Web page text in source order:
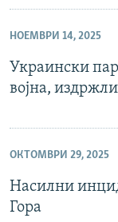
НОЕМВРИ 14, 2025
Украински
војна,
ОКТОМВРИ 29, 2025
Насилни
Гора